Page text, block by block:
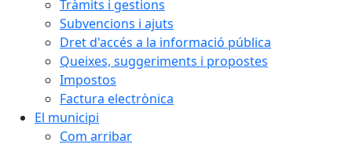
Tràmits i gestions
Subvencions i ajuts
Dret d'accés a la informació pública
Queixes, suggeriments i propostes
Impostos
Factura electrònica
El municipi
Com arribar